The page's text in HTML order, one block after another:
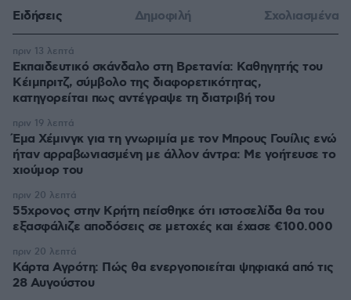
Ειδήσεις Δημοφιλή Σχολιασμένα
Εκπαιδευτικό σκάνδαλο στη Βρετανία: Καθηγητής του
Κέιμπριτζ, σύμβολο της διαφορετικότητας,
κατηγορείται πως αντέγραψε τη διατριβή του
πριν 13 λεπτά
Έμα Χέμινγκ για τη γνωριμία με τον Μπρους Γουίλις ενώ
ήταν αρραβωνιασμένη με άλλον άντρα: Με γοήτευσε το
χιούμορ του
πριν 19 λεπτά
55χρονος στην Κρήτη πείσθηκε ότι ιστοσελίδα θα του
εξασφάλιζε αποδόσεις σε μετοχές και έχασε €100.000
πριν 20 λεπτά
Κάρτα Αγρότη: Πώς θα ενεργοποιείται ψηφιακά από τις
28 Αυγούστου
πριν 20 λεπτά